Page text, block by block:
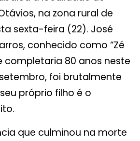
na zona rural de
sexta-feira (22). José
conhecido como “Zé
completaria 80 anos neste
foi brutalmente
próprio filho é o
que culminou na morte